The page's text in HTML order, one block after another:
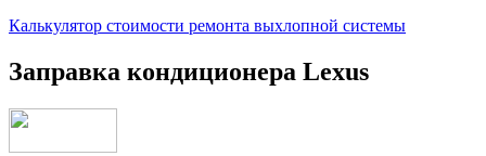
Калькулятор стоимости ремонта выхлопной системы
Заправка кондиционера Lexus